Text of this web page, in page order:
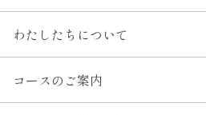
わたしたちについて
コースのご案内